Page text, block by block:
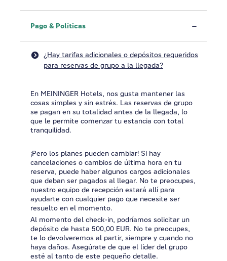
Pago & Políticas
¿Hay tarifas adicionales o depósitos requeridos
para reservas de grupo a la llegada?
En MEININGER Hotels, nos gusta mantener las
cosas simples y sin estrés. Las reservas de grupo
se pagan en su totalidad antes de la llegada, lo
que le permite comenzar tu estancia con total
tranquilidad.
¡Pero los planes pueden cambiar! Si hay
cancelaciones o cambios de última hora en tu
reserva, puede haber algunos cargos adicionales
que deban ser pagados al llegar. No te preocupes,
nuestro equipo de recepción estará allí para
ayudarte con cualquier pago que necesite ser
resuelto en el momento.
Al momento del check-in, podríamos solicitar un
depósito de hasta 500,00 EUR. No te preocupes,
te lo devolveremos al partir, siempre y cuando no
haya daños. Asegúrate de que el líder del grupo
esté al tanto de este pequeño detalle.